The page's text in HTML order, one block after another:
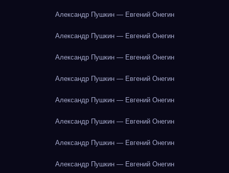
Александр Пушкин — Евгений Онегин
Александр Пушкин — Евгений Онегин
Александр Пушкин — Евгений Онегин
Александр Пушкин — Евгений Онегин
Александр Пушкин — Евгений Онегин
Александр Пушкин — Евгений Онегин
Александр Пушкин — Евгений Онегин
Александр Пушкин — Евгений Онегин